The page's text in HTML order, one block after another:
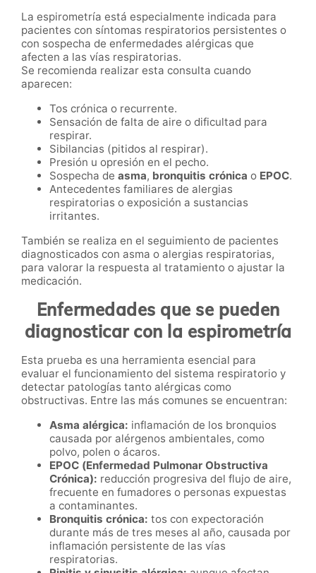
La espirometría está especialmente indicada para
pacientes con síntomas respiratorios persistentes o
con sospecha de enfermedades alérgicas que
afecten a las vías respiratorias.
Se recomienda realizar esta consulta cuando
aparecen:
Tos crónica o recurrente.
Sensación de falta de aire o dificultad para
respirar.
Sibilancias (pitidos al respirar).
Presión u opresión en el pecho.
Sospecha de asma, bronquitis crónica o EPOC.
Antecedentes familiares de alergias
respiratorias o exposición a sustancias
irritantes.
También se realiza en el seguimiento de pacientes
diagnosticados con asma o alergias respiratorias,
para valorar la respuesta al tratamiento o ajustar la
medicación.
Enfermedades que se pueden
diagnosticar con la espirometría
Esta prueba es una herramienta esencial para
evaluar el funcionamiento del sistema respiratorio y
detectar patologías tanto alérgicas como
obstructivas. Entre las más comunes se encuentran:
Asma alérgica: inflamación de los bronquios
causada por alérgenos ambientales, como
polvo, polen o ácaros.
EPOC (Enfermedad Pulmonar Obstructiva
Crónica): reducción progresiva del flujo de aire,
frecuente en fumadores o personas expuestas
a contaminantes.
Bronquitis crónica: tos con expectoración
durante más de tres meses al año, causada por
inflamación persistente de las vías
respiratorias.